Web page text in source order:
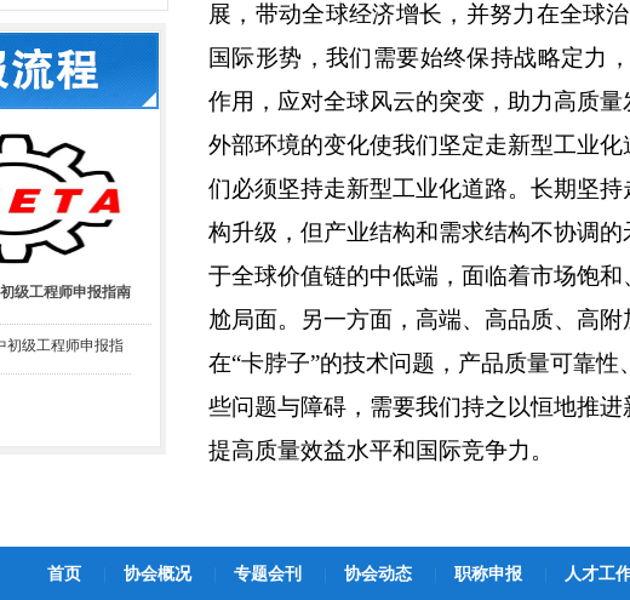
级工程师申报指南
初级工程师申报指
展，带动全球经济增长，并努力在全球
国际形势，我们需要始终保持战略定力
作用，应对全球风云的突变，助力高质量
外部环境的变化使我们坚定走新型工业
们必须坚持走新型工业化道路。长期坚
构升级，但产业结构和需求结构不协调
于全球价值链的中低端，面临着市场饱
尬局面。另一方面，高端、高品质、高
在“卡脖子”的技术问题，产品质量可靠
些问题与障碍，需要我们持之以恒地推
提高质量效益水平和国际竞争力。
首页| 协会概况| 专题会刊 协会动态| 职称申报| 人才工